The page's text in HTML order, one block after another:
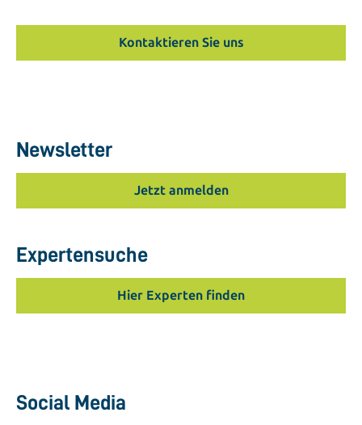
Kontaktieren Sie uns
Newsletter
Jetzt anmelden
Expertensuche
Hier Experten finden
Social Media